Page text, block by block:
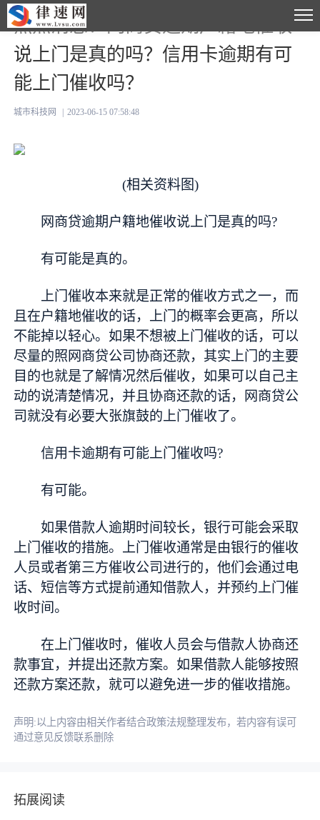
焦点消息！网商贷逾期户籍地催收
说上门是真的吗？信用卡逾期有可
能上门催收吗？
城市科技网 2023-06-15 07:58:48
(相关资料图)
网商贷逾期户籍地催收说上门是真的吗?
有可能是真的。
上门催收本来就是正常的催收方式之一，而
且在户籍地催收的话，上门的概率会更高，所以
不能掉以轻心。如果不想被上门催收的话，可以
尽量的照网商贷公司协商还款，其实上门的主要
目的也就是了解情况然后催收，如果可以自己主
动的说清楚情况，并且协商还款的话，网商贷公
司就没有必要大张旗鼓的上门催收了。
信用卡逾期有可能上门催收吗?
有可能。
如果借款人逾期时间较长，银行可能会采取
上门催收的措施。上门催收通常是由银行的催收
人员或者第三方催收公司进行的，他们会通过电
话、短信等方式提前通知借款人，并预约上门催
收时间。
在上门催收时，催收人员会与借款人协商还
款事宜，并提出还款方案。如果借款人能够按照
还款方案还款，就可以避免进一步的催收措施。
声明:以上内容由相关作者结合政策法规整理发布，若内容有误可
通过意见反馈联系删除
拓展阅读